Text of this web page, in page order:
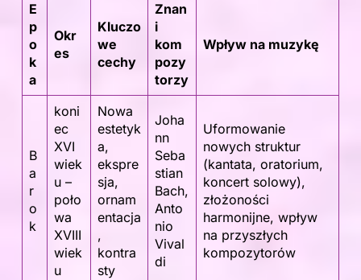
E
p
o
k
a
Okr
es
Kluczo
we
cechy
Znan
i
kom
pozy
torzy
Wpływ na muzykę
B
a
r
o
k
koni
ec
XVI
wiek
u –
poło
wa
XVIII
wiek
u
Nowa
estetyk
a,
ekspre
sja,
ornam
entacja
,
kontra
sty
Joha
nn
Seba
stian
Bach,
Anto
nio
Vival
di
Uformowanie
nowych struktur
(kantata, oratorium,
koncert solowy),
złożoności
harmonijne, wpływ
na przyszłych
kompozytorów